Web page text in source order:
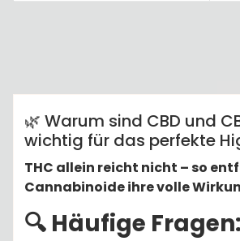
Anleitungen
🌿 Warum sind CBD und
wichtig für das perfekte
THC allein reicht nicht – so
Cannabinoide ihre volle
🔍 Häufige Fragen: